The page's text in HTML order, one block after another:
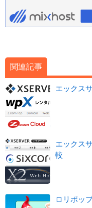
関連記事
エックス
エックス
較
ロリポッ